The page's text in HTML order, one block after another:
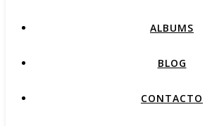
ALBUMS
BLOG
CONTACTO